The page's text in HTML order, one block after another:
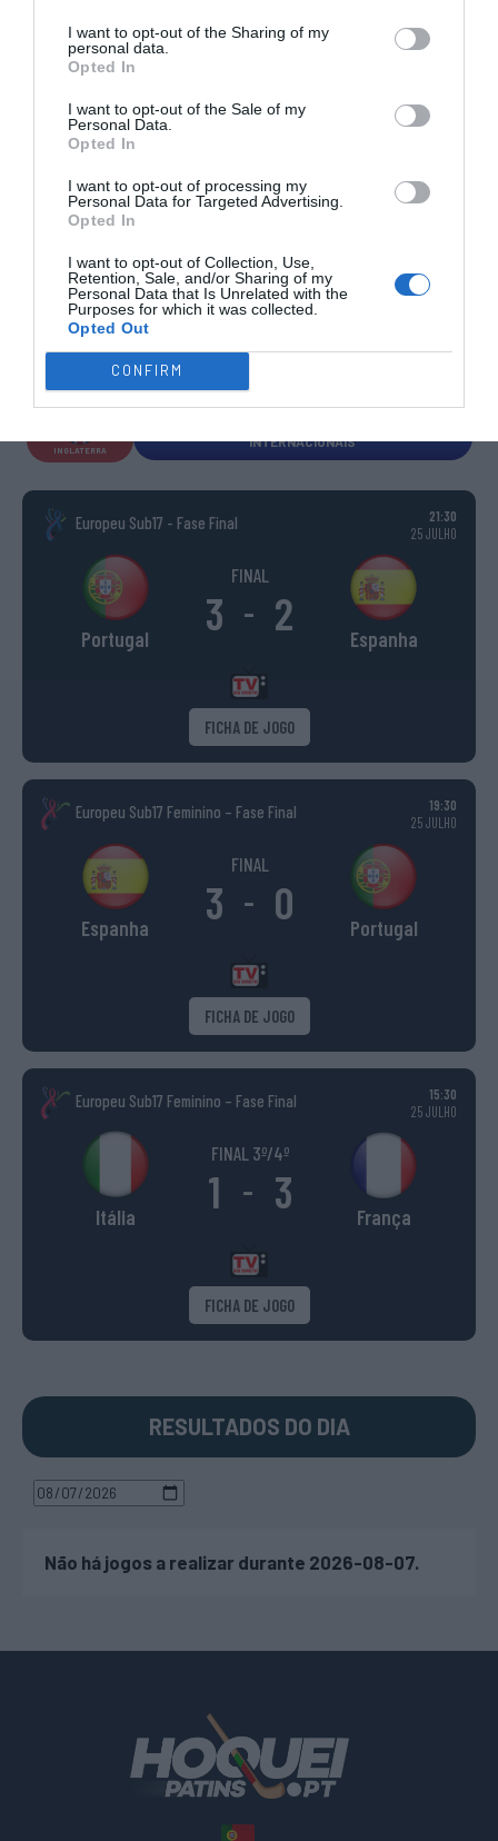
I want to opt-out of the Sharing of my
personal data.
Opted In
I want to opt-out of the Sale of my
Personal Data.
Opted In
I want to opt-out of processing my
Personal Data for Targeted Advertising.
Opted In
I want to opt-out of Collection, Use,
Retention, Sale, and/or Sharing of my
Personal Data that Is Unrelated with the
Purposes for which it was collected.
Opted Out
CONFIRM
TORNEIOS 3x3 MASCULINO MASTERS
COMPETIÇÕES INTERNACIONAIS
WSE MEN
CHAMPIONS
WSE WOMEN
CHAMPIONS
WSE CUP
MEN
WSE CUP
WOMEN
WSE
INGLATERRA
INTERNACIONAIS
Europeu Sub17 - Fase Final
21:30
25 JULHO
Portugal
FINAL
3 - 2 Espanha
FICHA DE JOGO
Europeu Sub17 Feminino – Fase Final
19:30
25 JULHO
Espanha
FINAL
3 - 0 Portugal
FICHA DE JOGO
Europeu Sub17 Feminino – Fase Final
15:30
25 JULHO
Itália
FINAL 3º/4º
1 - 3 França
FICHA DE JOGO
RESULTADOS DO DIA
Não há jogos a realizar durante 2026-08-07.